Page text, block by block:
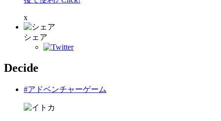
x
シェア
Decide
#アドベンチャーゲーム